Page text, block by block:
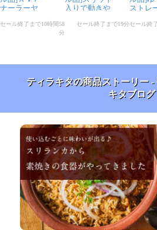
ティラキタの商品ストーリー
キタブログ